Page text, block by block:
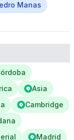
Manas
Asia
Cambridge
Madrid